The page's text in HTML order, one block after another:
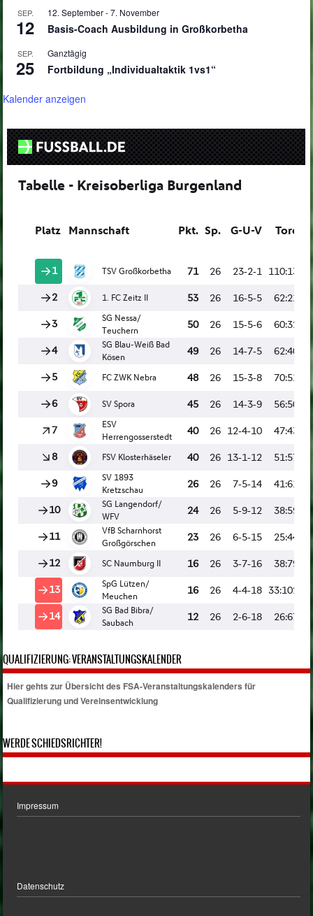
SEP.
12
12. September-7. November
Basis-Coach Ausbildung in Großkorbetha
SEP.
25
Ganztägig
Fortbildung „Individualtaktik 1vs1“
Kalender anzeigen
QUALIFIZIERUNG: VERANSTALTUNGSKALENDER
Hier gehts zur Übersicht des FSA-Veranstaltungskalenders für
Qualifizierung und Vereinsentwicklung
WERDE SCHIEDSRICHTER!
Impressum
Datenschutz